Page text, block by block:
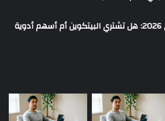
استثمار 1500 دولار في 2026: هل تشتري البيتكوين أم أسهم أدوية